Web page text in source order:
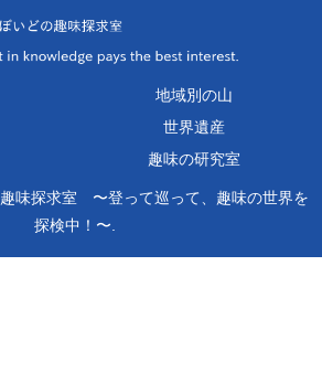
地域別の山
世界遺産
趣味の研究室
味探求室 〜登って巡って、趣味の世界を
探検中！〜.